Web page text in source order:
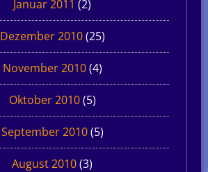
Januar 2011 (2)
Dezember 2010(25)
November 2010(4)
Oktober 2010(5)
September 2010(5)
August 2010(3)